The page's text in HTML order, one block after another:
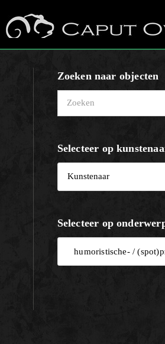
Zoeken naar objecten
Selecteer op
Selecteer op
humoristische- /